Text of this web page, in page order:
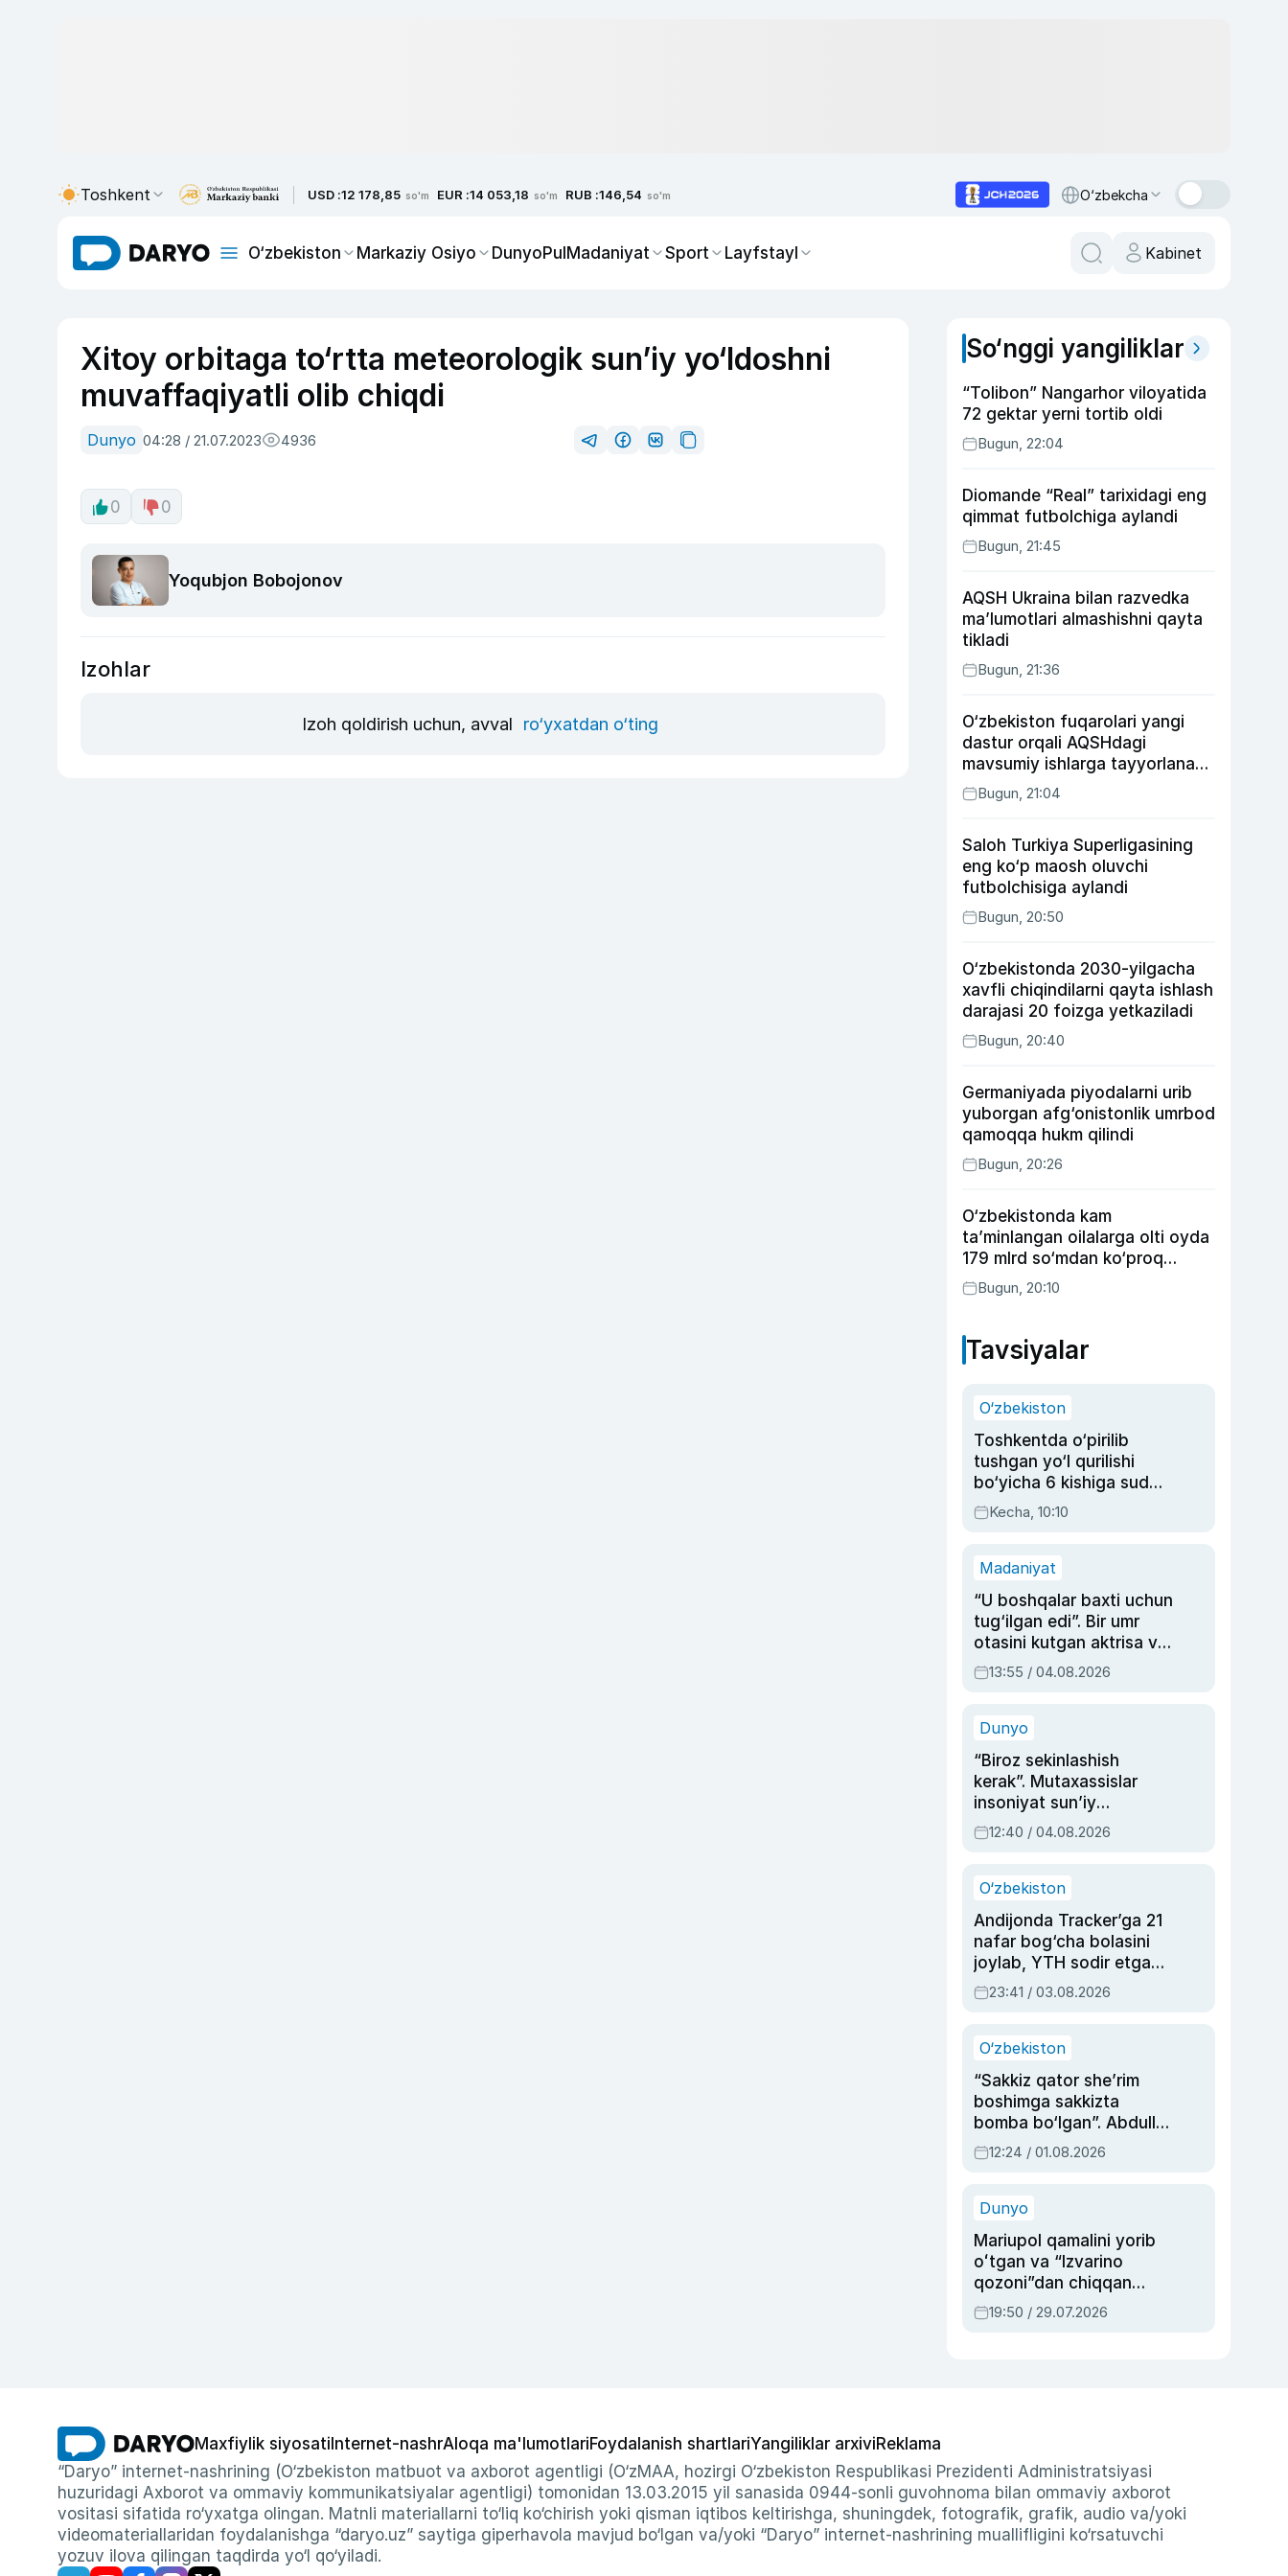
Toshkent USD :12 178,85 so'm EUR :14 053,18 so'm RUB :146,54 so'm O‘zbekcha
O‘zbekiston Markaziy Osiyo DunyoPulMadaniyat Sport Layfstayl Kabinet
Xitoy orbitaga to‘rtta meteorologik sun’iy yo‘ldoshni
muvaffaqiyatli olib chiqdi
Dunyo 04:28 / 21.07.2023 4936
0 0
Yoqubjon Bobojonov
Izohlar
Izoh qoldirish uchun, avval ro‘yxatdan o‘ting
So‘nggi yangiliklar
“Tolibon” Nangarhor viloyatida
72 gektar yerni tortib oldi
Bugun, 22:04
Diomande “Real” tarixidagi eng
qimmat futbolchiga aylandi
Bugun, 21:45
AQSH Ukraina bilan razvedka
ma’lumotlari almashishni qayta
tikladi
Bugun, 21:36
O‘zbekiston fuqarolari yangi
dastur orqali AQSHdagi
mavsumiy ishlarga tayyorlanadi
va joylashtiriladi
Bugun, 21:04
Saloh Turkiya Superligasining
eng ko‘p maosh oluvchi
futbolchisiga aylandi
Bugun, 20:50
O‘zbekistonda 2030-yilgacha
xavfli chiqindilarni qayta ishlash
darajasi 20 foizga yetkaziladi
Bugun, 20:40
Germaniyada piyodalarni urib
yuborgan afg‘onistonlik umrbod
qamoqqa hukm qilindi
Bugun, 20:26
O‘zbekistonda kam
ta’minlangan oilalarga olti oyda
179 mlrd so‘mdan ko‘proq
ijtimoiy keshbek to‘lab berildi
Bugun, 20:10
Tavsiyalar
O‘zbekiston
Toshkentda o‘pirilib
tushgan yo‘l qurilishi
bo‘yicha 6 kishiga sud
hukmi o‘qildi
Kecha, 10:10
Madaniyat
“U boshqalar baxti uchun
tug‘ilgan edi”. Bir umr
otasini kutgan aktrisa va
dublyaj ustasi Rimma
Ahmedovaning
13:55 / 04.08.2026
Dunyo
“Biroz sekinlashish
kerak”. Mutaxassislar
insoniyat sun’iy
intellektni boshqara
olmay qolishidan xavotir
12:40 / 04.08.2026
O‘zbekiston
Andijonda Tracker’ga 21
nafar bog‘cha bolasini
joylab, YTH sodir etgan
ayolga sud hukmi o‘qildi
23:41 / 03.08.2026
O‘zbekiston
“Sakkiz qator she’rim
boshimga sakkizta
bomba bo‘lgan”. Abdulla
Oripovni siyosiy
ayblovlardan asrab
12:24 / 01.08.2026
Dunyo
Mariupol qamalini yorib
oʻtgan va “Izvarino
qozoni”dan chiqqan
qahramon — Ukraina
armiyasi bosh
19:50 / 29.07.2026
Maxfiylik siyosati Internet-nashrAloqa ma'lumotlariFoydalanish shartlariYangiliklar arxiviReklama
“Daryo” internet-nashrining (O‘zbekiston matbuot va axborot agentligi (O‘zMAA, hozirgi O‘zbekiston Respublikasi Prezidenti Administratsiyasi
huzuridagi Axborot va ommaviy kommunikatsiyalar agentligi) tomonidan 13.03.2015 yil sanasida 0944-sonli guvohnoma bilan ommaviy axborot
vositasi sifatida ro‘yxatga olingan. Matnli materiallarni to‘liq ko‘chirish yoki qisman iqtibos keltirishga, shuningdek, fotografik, grafik, audio va/yoki
videomateriallaridan foydalanishga “daryo.uz” saytiga giperhavola mavjud bo‘lgan va/yoki “Daryo” internet-nashrining muallifligini ko‘rsatuvchi
yozuv ilova qilingan taqdirda yo‘l qo‘yiladi.